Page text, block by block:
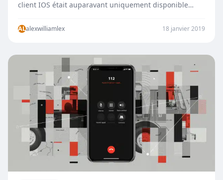
client IOS était auparavant uniquement disponible
ALalexwilliamlex 18 janvier 2019